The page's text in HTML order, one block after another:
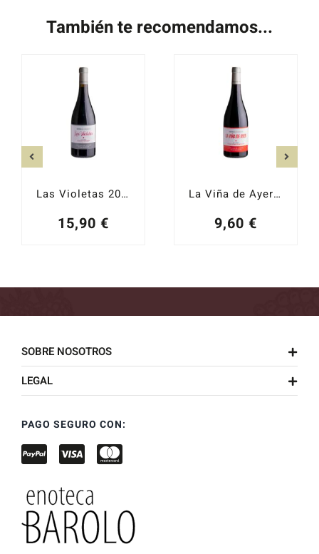
También te recomendamos...
Las Violetas 2023
15,90 €
La Viña de Ayer Garnacha 2021
9,60 €
SOBRE NOSOTROS
LEGAL
PAGO SEGURO CON: